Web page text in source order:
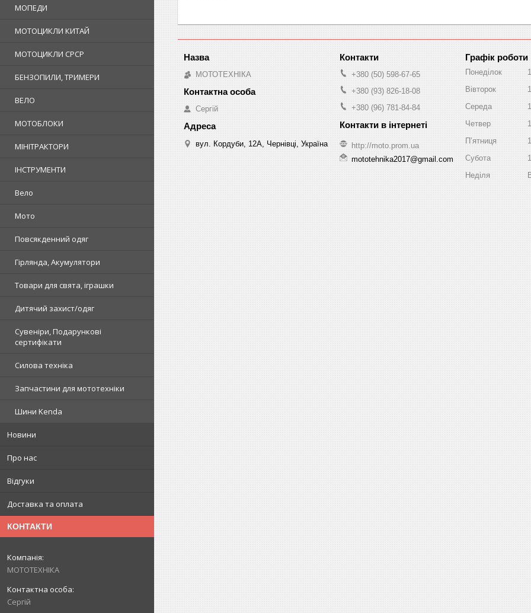
МОПЕДИ
МОТОЦИКЛИ КИТАЙ
МОТОЦИКЛИ СРСР
БЕНЗОПИЛИ, ТРИМЕРИ
ВЕЛО
МОТОБЛОКИ
МІНІТРАКТОРИ
ІНСТРУМЕНТИ
Вело
Мото
Повсякденний одяг
Гірлянда, Акумулятори
Товари для свята, іграшки
Дитячий захист/одяг
Сувеніри, Подарункові
сертифікати
Силова техніка
Запчастини для мототехніки
Шини Kenda
Новини
Про нас
Відгуки
Доставка та оплата
КОНТАКТИ
МОТОТЕХНІКА
Сергій
МОТОТЕХНІКА
Сергій
вул. Кордуби, 12А, Чернівці, Україна
+380 (50) 598-67-65
+380 (93) 826-18-08
+380 (96) 781-84-84
http://moto.prom.ua
mototehnika2017@gmail.com
Графік роботи
Понеділок
Вівторок
Середа
Четвер
Пʼятниця
Субота
Неділя